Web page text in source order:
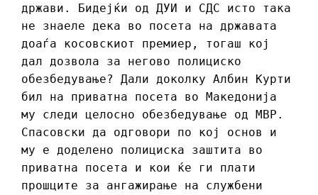
држави. Бидејќи од ДУИ и СДС исто така
не знаеле дека во посета на државата
доаѓа косовскиот премиер, тогаш кој
дал дозвола за негово полициско
обезбедување? Дали доколку Албин Курти
бил на приватна посета во Македонија
му следи целосно обезбедување од МВР.
Спасовски да одговори по кој основ и
му е доделено полициска заштита во
приватна посета и кои ќе ги плати
прошците за ангажирање на службени